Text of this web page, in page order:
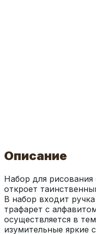
Описание
Набор для
откроет
В набор входит
трафарет с
осуществляется в
изумительные яркие